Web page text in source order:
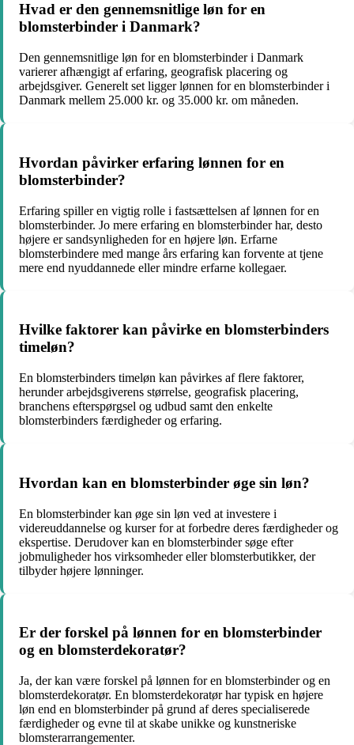
Hvad er den gennemsnitlige løn for en
blomsterbinder i Danmark?
Den gennemsnitlige løn for en blomsterbinder i Danmark
varierer afhængigt af erfaring, geografisk placering og
arbejdsgiver. Generelt set ligger lønnen for en blomsterbinder i
Danmark mellem 25.000 kr. og 35.000 kr. om måneden.
Hvordan påvirker erfaring lønnen for en
blomsterbinder?
Erfaring spiller en vigtig rolle i fastsættelsen af lønnen for en
blomsterbinder. Jo mere erfaring en blomsterbinder har, desto
højere er sandsynligheden for en højere løn. Erfarne
blomsterbindere med mange års erfaring kan forvente at tjene
mere end nyuddannede eller mindre erfarne kollegaer.
Hvilke faktorer kan påvirke en blomsterbinders
timeløn?
En blomsterbinders timeløn kan påvirkes af flere faktorer,
herunder arbejdsgiverens størrelse, geografisk placering,
branchens efterspørgsel og udbud samt den enkelte
blomsterbinders færdigheder og erfaring.
Hvordan kan en blomsterbinder øge sin løn?
En blomsterbinder kan øge sin løn ved at investere i
videreuddannelse og kurser for at forbedre deres færdigheder og
ekspertise. Derudover kan en blomsterbinder søge efter
jobmuligheder hos virksomheder eller blomsterbutikker, der
tilbyder højere lønninger.
Er der forskel på lønnen for en blomsterbinder
og en blomsterdekoratør?
Ja, der kan være forskel på lønnen for en blomsterbinder og en
blomsterdekoratør. En blomsterdekoratør har typisk en højere
løn end en blomsterbinder på grund af deres specialiserede
færdigheder og evne til at skabe unikke og kunstneriske
blomsterarrangementer.